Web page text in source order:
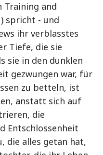
Training and
spricht - und
ihr verblasstes
Tiefe, die sie
sie in den dunklen
gezwungen war, für
zu betteln, ist
anstatt sich auf
die
Entschlossenheit
die alles getan hat,